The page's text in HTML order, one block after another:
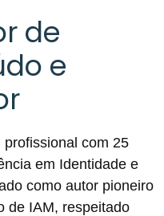
de
e
com 25
em Identidade e
como autor pioneiro
de IAM, respeitado